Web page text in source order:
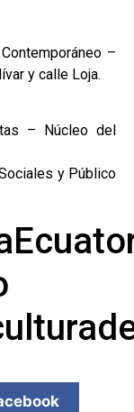
–
y calle Loja.
– Núcleo del
y Público